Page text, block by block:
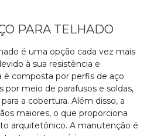
PARA TELHADO
é uma opção cada vez mais
à sua resistência e
é composta por perfis de aço
por meio de parafusos e soldas,
a cobertura. Além disso, a
maiores, o que proporciona
arquitetônico. A manutenção é